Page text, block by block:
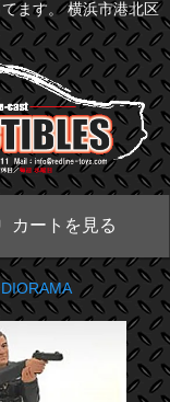
ます。 横浜市港北区
カートを見る